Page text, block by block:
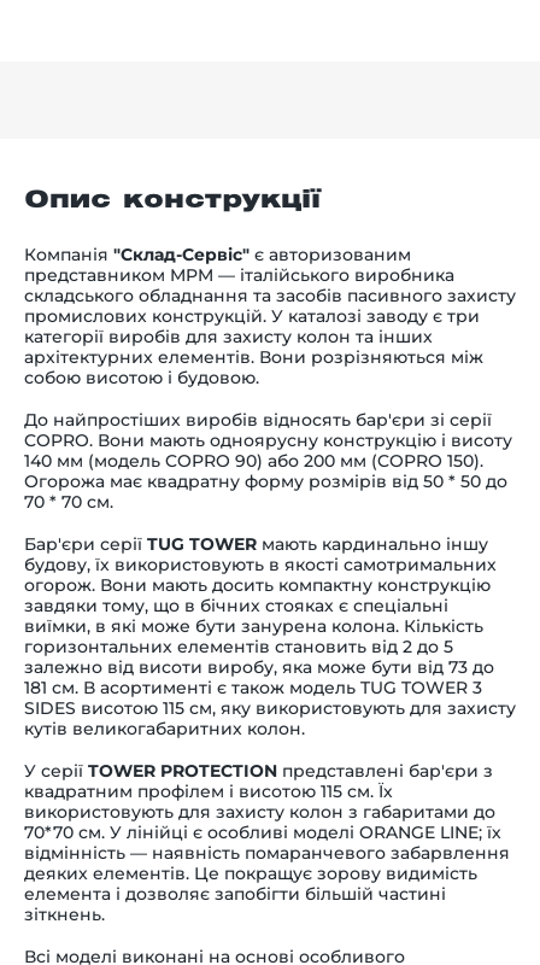
Опис конструкції
Компанія "Склад-Сервіс" є авторизованим
представником MPM — італійського виробника
складського обладнання та засобів пасивного захисту
промислових конструкцій. У каталозі заводу є три
категорії виробів для захисту колон та інших
архітектурних елементів. Вони розрізняються між
собою висотою і будовою.
До найпростіших виробів відносять бар'єри зі серії
COPRO. Вони мають одноярусну конструкцію і висоту
140 мм (модель COPRO 90) або 200 мм (COPRO 150).
Огорожа має квадратну форму розмірів від 50 * 50 до
70 * 70 см.
Бар'єри серії TUG TOWER мають кардинально іншу
будову, їх використовують в якості самотримальних
огорож. Вони мають досить компактну конструкцію
завдяки тому, що в бічних стояках є спеціальні
виїмки, в які може бути занурена колона. Кількість
горизонтальних елементів становить від 2 до 5
залежно від висоти виробу, яка може бути від 73 до
181 см. В асортименті є також модель TUG TOWER 3
SIDES висотою 115 см, яку використовують для захисту
кутів великогабаритних колон.
У серії TOWER PROTECTION представлені бар'єри з
квадратним профілем і висотою 115 см. Їх
використовують для захисту колон з габаритами до
70*70 см. У лінійці є особливі моделі ORANGE LINE; їх
відмінність — наявність помаранчевого забарвлення
деяких елементів. Це покращує зорову видимість
елемента і дозволяє запобігти більшій частині
зіткнень.
Всі моделі виконані на основі особливого